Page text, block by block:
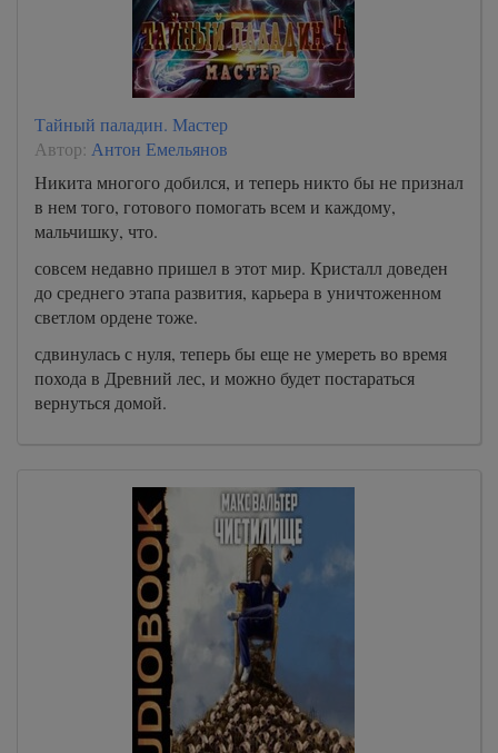
Тайный паладин. Мастер
Автор: Антон Емельянов
Никита многого добился, и теперь никто бы не признал
в нем того, готового помогать всем и каждому,
мальчишку, что.
совсем недавно пришел в этот мир. Кристалл доведен
до среднего этапа развития, карьера в уничтоженном
светлом ордене тоже.
сдвинулась с нуля, теперь бы еще не умереть во время
похода в Древний лес, и можно будет постараться
вернуться домой.